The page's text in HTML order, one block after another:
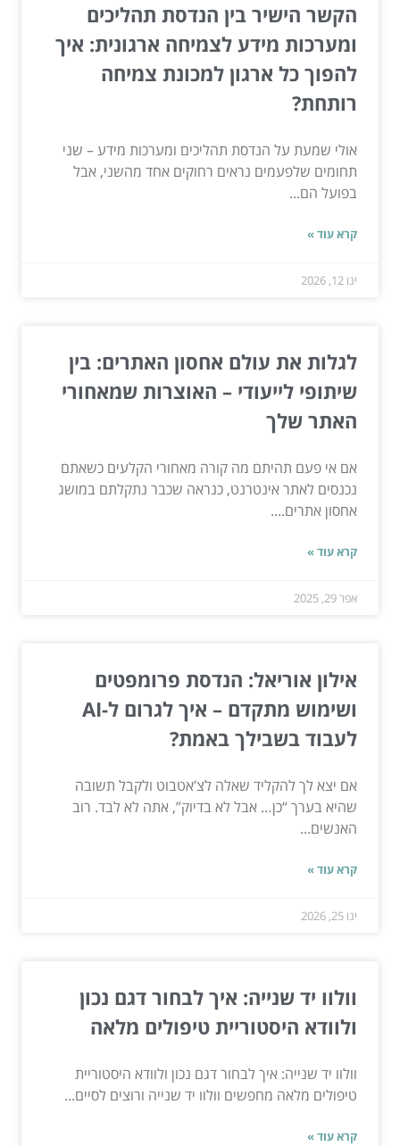
הקשר הישיר בין הנדסת תהליכים
ומערכות מידע לצמיחה ארגונית: איך
להפוך כל ארגון למכונת צמיחה
רותחת?
אולי שמעת על הנדסת תהליכים ומערכות מידע – שני
תחומים שלפעמים נראים רחוקים אחד מהשני, אבל
בפועל הם...
קרא עוד »
ינו 12, 2026
לגלות את עולם אחסון האתרים: בין
שיתופי לייעודי – האוצרות שמאחורי
האתר שלך
אם אי פעם תהיתם מה קורה מאחורי הקלעים כשאתם
נכנסים לאתר אינטרנט, כנראה שכבר נתקלתם במושג
אחסון אתרים....
קרא עוד »
אפר 29, 2025
אילון אוריאל: הנדסת פרומפטים
ושימוש מתקדם – איך לגרום ל-AI
לעבוד בשבילך באמת?
אם יצא לך להקליד שאלה לצ’אטבוט ולקבל תשובה
שהיא בערך “כן… אבל לא בדיוק”, אתה לא לבד. רוב
האנשים...
קרא עוד »
ינו 25, 2026
וולוו יד שנייה: איך לבחור דגם נכון
ולוודא היסטוריית טיפולים מלאה
וולוו יד שנייה: איך לבחור דגם נכון ולוודא היסטוריית
טיפולים מלאה מחפשים וולוו יד שנייה ורוצים לסיים...
קרא עוד »